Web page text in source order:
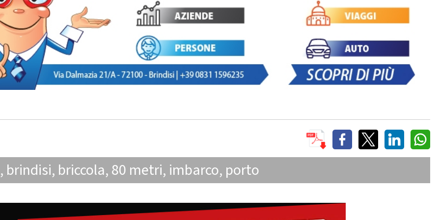
, brindisi, briccola,80 metri, imbarco, porto